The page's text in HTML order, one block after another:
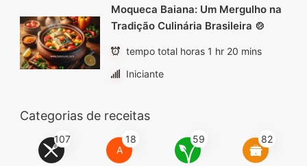
Moqueca Baiana: Um Mergulho na
Tradição Culinária Brasileira 🍲
tempo total horas 1 hr 20 mins
Iniciante
Categorias de receitas
107
A
18 59 82